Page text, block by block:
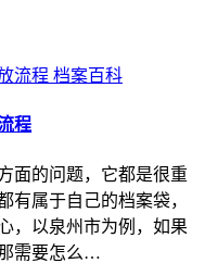
档案百科
程
面的问题，它都是很重
有属于自己的档案袋，
，以泉州市为例，如果
需要怎么…